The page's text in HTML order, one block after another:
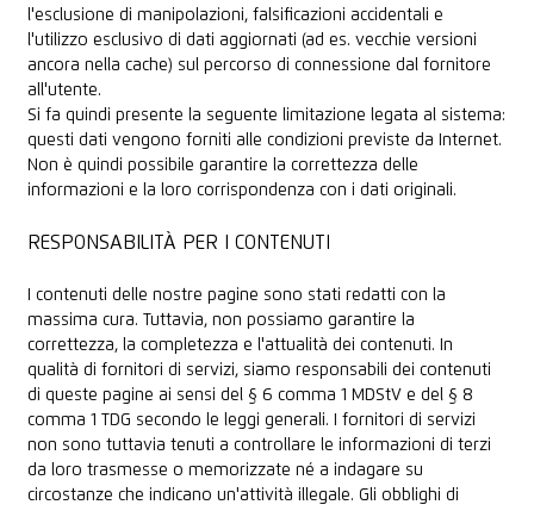
l'esclusione di manipolazioni, falsificazioni accidentali e
l'utilizzo esclusivo di dati aggiornati (ad es. vecchie versioni
ancora nella cache) sul percorso di connessione dal fornitore
all'utente.
Si fa quindi presente la seguente limitazione legata al sistema:
questi dati vengono forniti alle condizioni previste da Internet.
Non è quindi possibile garantire la correttezza delle
informazioni e la loro corrispondenza con i dati originali.
RESPONSABILITÀ PER I CONTENUTI
I contenuti delle nostre pagine sono stati redatti con la
massima cura. Tuttavia, non possiamo garantire la
correttezza, la completezza e l'attualità dei contenuti. In
qualità di fornitori di servizi, siamo responsabili dei contenuti
di queste pagine ai sensi del § 6 comma 1 MDStV e del § 8
comma 1 TDG secondo le leggi generali. I fornitori di servizi
non sono tuttavia tenuti a controllare le informazioni di terzi
da loro trasmesse o memorizzate né a indagare su
circostanze che indicano un'attività illegale. Gli obblighi di